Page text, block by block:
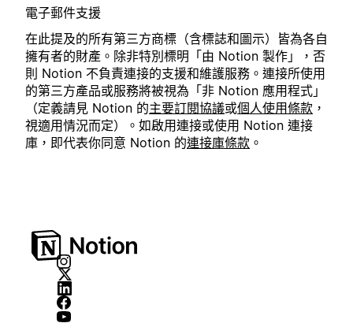
電子郵件支援
在此提及的所有第三方商標（含標誌和圖示）皆為各自
擁有者的財產。除非特別標明「由 Notion 製作」，否
則 Notion 不負責連接的支援和維護服務。連接所使用
的第三方產品或服務將被視為「非 Notion 應用程式」
（定義請見 Notion 的主要訂閱協議或個人使用條款 ，
視適用情況而定）。如啟用連接或使用 Notion 連接
庫，即代表你同意 Notion 的連接庫條款 。